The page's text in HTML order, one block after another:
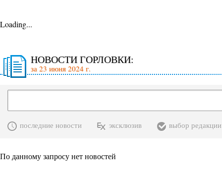
Loading...
НОВОСТИ ГОРЛОВКИ:
за 23 июня 2024 г.
последние новости эксклюзив выбор редакции
По данному запросу нет новостей